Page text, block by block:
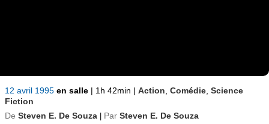
12 avril 1995 en salle | 1h 42min | Action Comédie Science
Fiction
De Steven E. De Souza | Par Steven E. De Souza